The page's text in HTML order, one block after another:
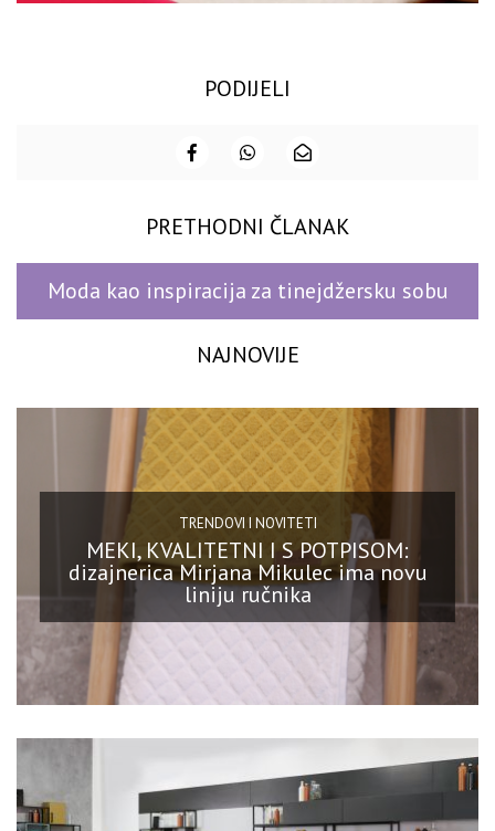
PODIJELI
PRETHODNI ČLANAK
Moda kao inspiracija za tinejdžersku sobu
NAJNOVIJE
TRENDOVI I NOVITETI
MEKI, KVALITETNI I S POTPISOM:
dizajnerica Mirjana Mikulec ima novu
liniju ručnika